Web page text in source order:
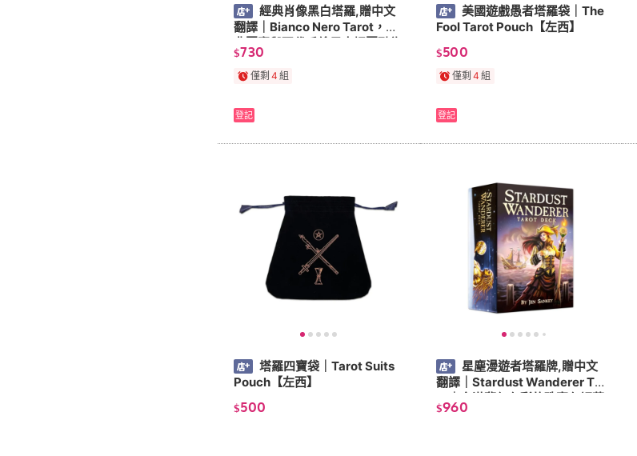
經典肖像黑白塔羅,贈中文
翻譯｜Bianco Nero Tarot，經
典圖案與現代手繪墨水插圖融為
一體【左西】
$730
僅剩 4 組
登記
美國遊戲愚者塔羅袋｜The
Fool Tarot Pouch【左西】
$500
僅剩 4 組
登記
塔羅四寶袋｜Tarot Suits
Pouch【左西】
$500
星塵漫遊者塔羅牌,贈中文
翻譯｜Stardust Wanderer Tar
ot｜充滿夢幻色彩的珠寶色調藝
術作品【左西】
$960